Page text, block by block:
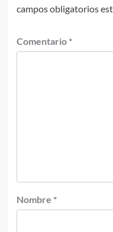
campos obligatorios
Comentario *
Nombre *